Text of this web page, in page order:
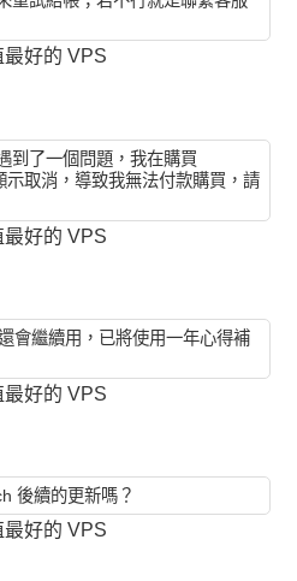
最好的 VPS
到了一個問題，我在購買
取消，導致我無法付款購買，請
最好的 VPS
會繼續用，已將使用一年心得補
最好的 VPS
後續的更新嗎？
最好的 VPS